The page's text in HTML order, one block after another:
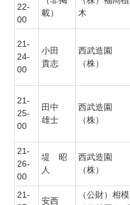
22-
00
載）
木
21-
24-
00
小田
貴志
西武造園
（株）
21-
25-
00
田中
雄士
西武造園
（株）
21-
26-
00
堤 昭
人
西武造園
（株）
21-
安西
（公財）相模